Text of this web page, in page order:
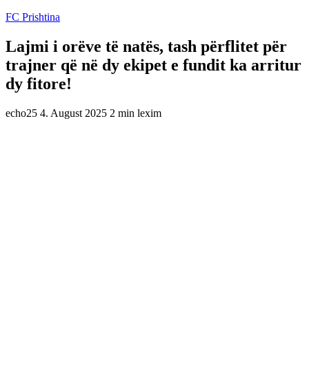
FC Prishtina
Lajmi i orëve të natës, tash përflitet për
trajner që në dy ekipet e fundit ka arritur
dy fitore!
echo25 4. August 2025 2 min lexim